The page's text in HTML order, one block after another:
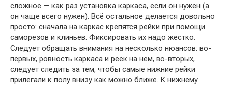
сложное — как раз установка каркаса, если он нужен (а
он чаще всего нужен). Всё остальное делается довольно
просто: сначала на каркас крепятся рейки при помощи
саморезов и клиньев. Фиксировать их надо жестко.
Следует обращать внимания на несколько нюансов: во-
первых, ровность каркаса и реек на нем, во-вторых,
следует следить за тем, чтобы самые нижние рейки
прилегали к полу внизу как можно ближе. К нижнему